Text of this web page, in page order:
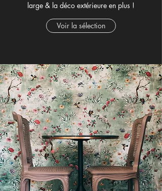
large & la déco extérieure en plus !
Voir la sélection